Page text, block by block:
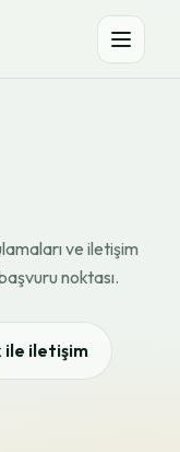
ve iletişim
noktası.
ile iletişim